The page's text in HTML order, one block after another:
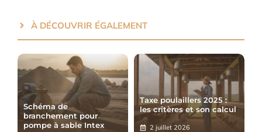
À DÉCOUVRIR ÉGALEMENT
Schéma de
branchement pour
pompe à sable Intex
Taxe poulaillers 2025 :
les critères et son calcul
2 juillet 2026